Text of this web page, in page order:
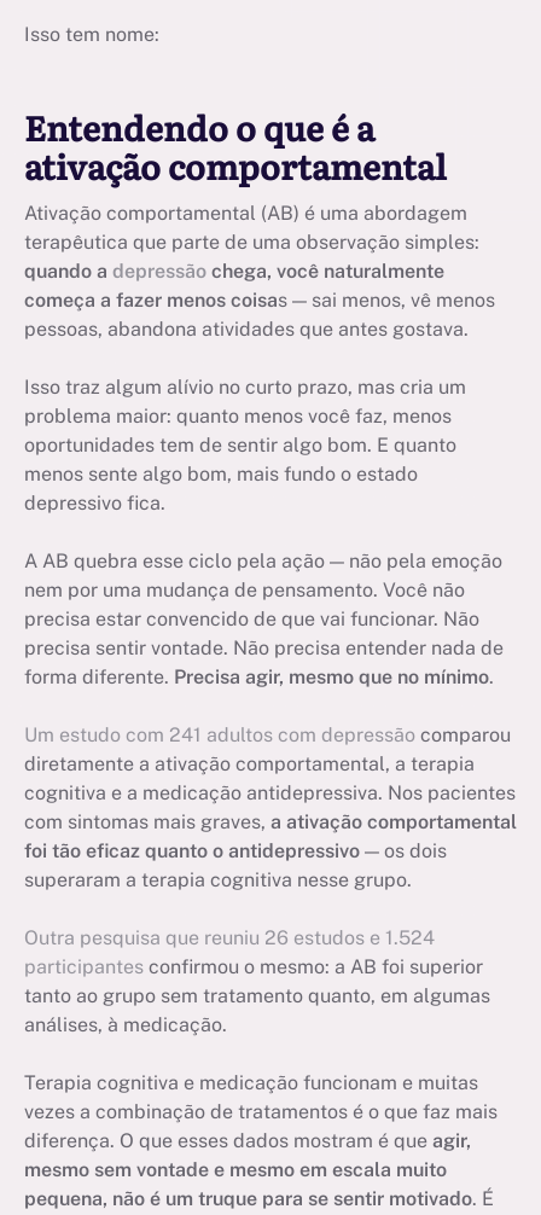
Isso tem nome:
Entendendo o que é a
ativação comportamental
Ativação comportamental (AB) é uma abordagem
terapêutica que parte de uma observação simples:
quando a depressão chega, você naturalmente
começa a fazer menos coisas — sai menos, vê menos
pessoas, abandona atividades que antes gostava.
Isso traz algum alívio no curto prazo, mas cria um
problema maior: quanto menos você faz, menos
oportunidades tem de sentir algo bom. E quanto
menos sente algo bom, mais fundo o estado
depressivo fica.
A AB quebra esse ciclo pela ação — não pela emoção
nem por uma mudança de pensamento. Você não
precisa estar convencido de que vai funcionar. Não
precisa sentir vontade. Não precisa entender nada de
forma diferente. Precisa agir, mesmo que no mínimo.
Um estudo com 241 adultos com depressão comparou
diretamente a ativação comportamental, a terapia
cognitiva e a medicação antidepressiva. Nos pacientes
com sintomas mais graves, a ativação comportamental
foi tão eficaz quanto o antidepressivo — os dois
superaram a terapia cognitiva nesse grupo.
Outra pesquisa que reuniu 26 estudos e 1.524
participantes confirmou o mesmo: a AB foi superior
tanto ao grupo sem tratamento quanto, em algumas
análises, à medicação.
Terapia cognitiva e medicação funcionam e muitas
vezes a combinação de tratamentos é o que faz mais
diferença. O que esses dados mostram é que agir,
mesmo sem vontade e mesmo em escala muito
pequena, não é um truque para se sentir motivado. É